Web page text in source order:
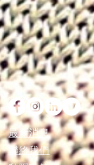
最新消息
聯絡我們